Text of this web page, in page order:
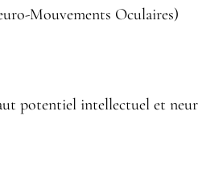
Mouvements Oculaires)
potentiel intellectuel et